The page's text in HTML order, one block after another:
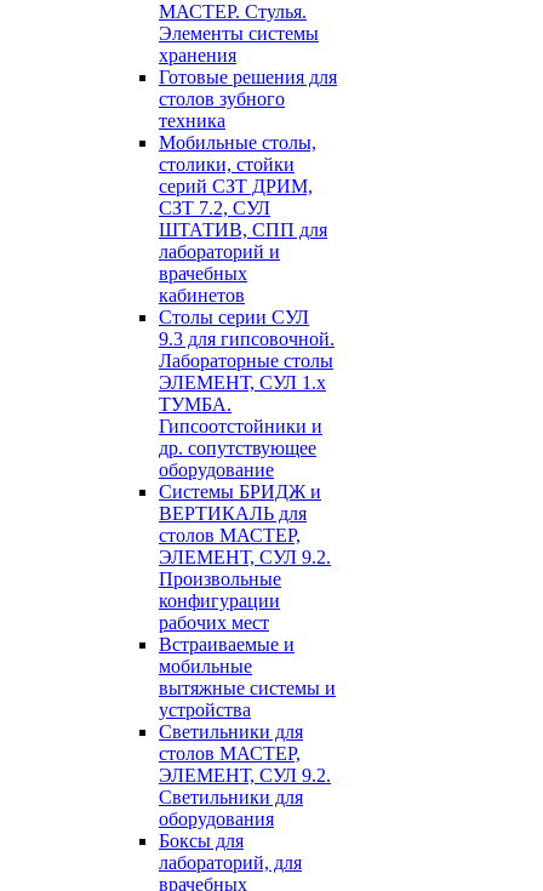
МАСТЕР. Стулья.
Элементы системы
хранения
Готовые решения для
столов зубного
техника
Мобильные столы,
столики, стойки
серий СЗТ ДРИМ,
СЗТ 7.2, СУЛ
ШТАТИВ, СПП для
лабораторий и
врачебных
кабинетов
Столы серии СУЛ
9.3 для гипсовочной.
Лабораторные столы
ЭЛЕМЕНТ, СУЛ 1.х
ТУМБА.
Гипсоотстойники и
др. сопутствующее
оборудование
Системы БРИДЖ и
ВЕРТИКАЛЬ для
столов МАСТЕР,
ЭЛЕМЕНТ, СУЛ 9.2.
Произвольные
конфигурации
рабочих мест
Встраиваемые и
мобильные
вытяжные системы и
устройства
Светильники для
столов МАСТЕР,
ЭЛЕМЕНТ, СУЛ 9.2.
Светильники для
оборудования
Боксы для
лабораторий, для
врачебных